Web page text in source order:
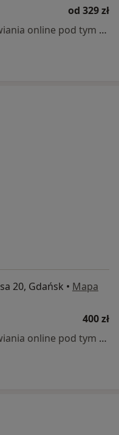
od 329 zł
Specjalista nie oferuje umawiania online pod tym adresem.
20, Gdańsk • Mapa
400 zł
Specjalista nie oferuje umawiania online pod tym adresem.